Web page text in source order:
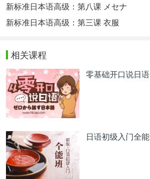
读。
相关热点： 日语n3真题
新标准日本语高级：第八课 メセナ
新标准日本语高级：第三课 衣服
相关课程
零基础开口说日语
日语初级入门全能